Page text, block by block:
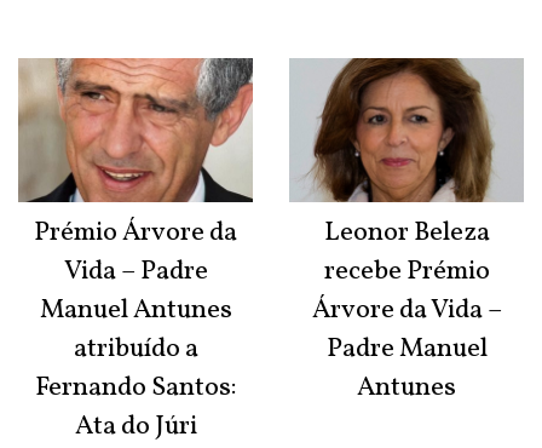
Prémio Árvore da
Vida – Padre
Manuel Antunes
atribuído a
Fernando Santos:
Ata do Júri
Leonor Beleza
recebe Prémio
Árvore da Vida –
Padre Manuel
Antunes